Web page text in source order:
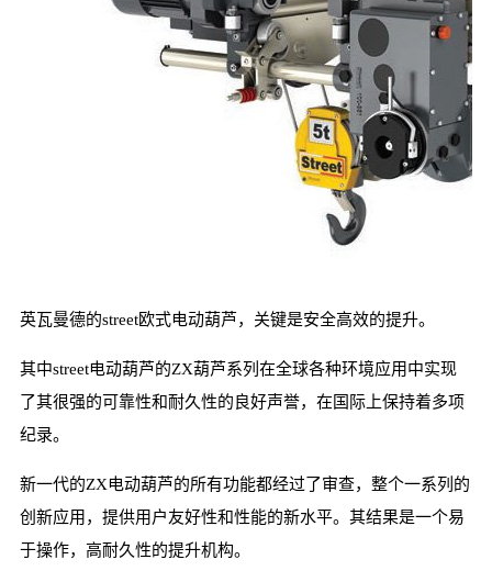
英瓦曼德的street欧式电动葫芦，关键是安全高效的提升。
其中street电动葫芦的ZX葫芦系列在全球各种环境应用中实现
了其很强的可靠性和耐久性的良好声誉，在国际上保持着多项
纪录。
新一代的ZX电动葫芦的所有功能都经过了审查，整个一系列的
创新应用，提供用户友好性和性能的新水平。其结果是一个易
于操作，高耐久性的提升机构。